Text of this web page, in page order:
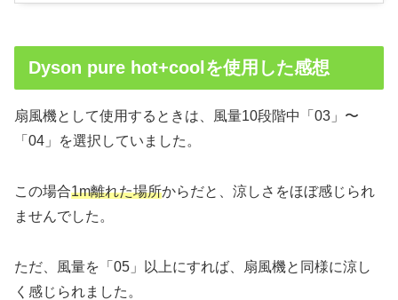
Dyson pure hot+coolを使用した感想
扇風機として使用するときは、風量10段階中「03」〜
「04」を選択していました。
この場合1m離れた場所からだと、涼しさをほぼ感じられ
ませんでした。
ただ、風量を「05」以上にすれば、扇風機と同様に涼し
く感じられました。